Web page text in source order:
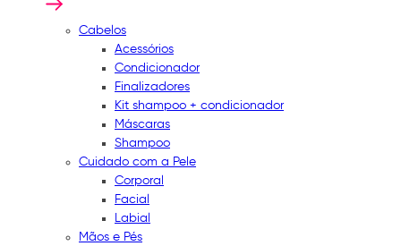
Cabelos
Acessórios
Condicionador
Finalizadores
Kit shampoo + condicionador
Máscaras
Shampoo
Cuidado com a Pele
Corporal
Facial
Labial
Mãos e Pés